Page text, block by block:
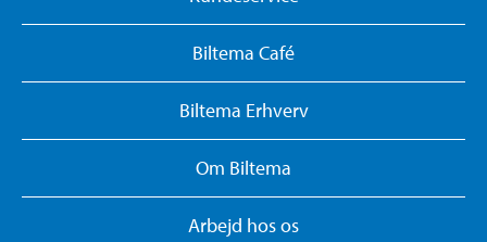
Biltema Café
Biltema Erhverv
Om Biltema
Arbejd hos os